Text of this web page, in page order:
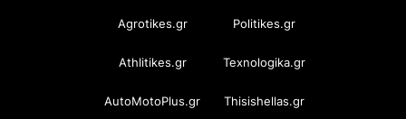
Agrotikes.gr Politikes.gr
Athlitikes.gr Texnologika.gr
AutoMotoPlus.gr Thisishellas.gr